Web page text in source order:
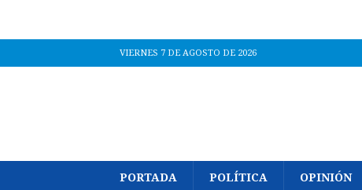
VIERNES 7 DE AGOSTO DE 2026
PORTADA POLÍTICA OPINIÓN